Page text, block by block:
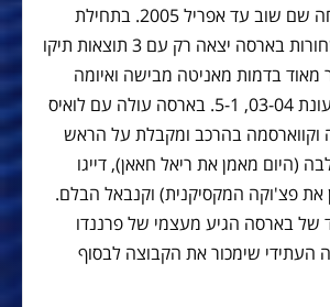
99-00 אך לא ניצחה שם שוב עד אפריל 2005. בתחילת
שנות ה-2000 השחורות בארסה יצאה רק עם 3 תוצאות תיקו
מאוד בדמות מאניטה מבישה ואיומה
בחצי הראשון של עונת 03-04, 5-1. בארסה עולה עם לואיס
וקווארסמה בהרכב ומקבלת על הראש
(היום מאמן את ריאל חאאן), דייגו
את פצ'וקה המקסיקנית) וקנבאל הבלם.
של בארסה הגיע מעצמי של פרננדו
העתידי שימכור את הקבוצה לבסוף